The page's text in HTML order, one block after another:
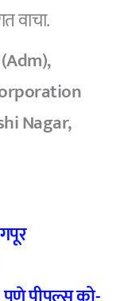
वाचा.
Nagar,